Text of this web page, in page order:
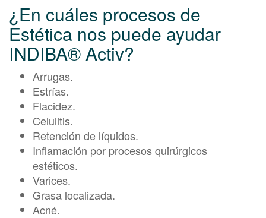
¿En cuáles procesos de
Estética nos puede ayudar
INDIBA® Activ?
Arrugas.
Estrías.
Flacidez.
Celulitis.
Retención de líquidos.
Inflamación por procesos quirúrgicos
estéticos.
Varices.
Grasa localizada.
Acné.